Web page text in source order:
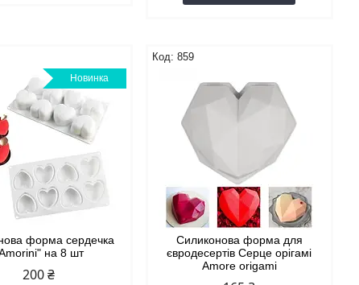
Новинка
форма сердечка
на 8 шт
200 ₴
859
Силиконова форма для
євродесертів Серце орігамі
Amore origami